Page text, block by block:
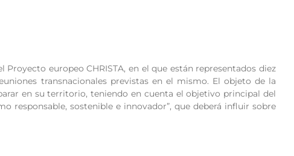
europeo CHRISTA, en el que están representados diez
transnacionales previstas en el mismo. El objeto de la
en su territorio, teniendo en cuenta el objetivo principal del
responsable, sostenible e innovador”, que deberá influir sobre